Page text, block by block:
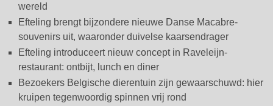
wereld
Efteling brengt bijzondere nieuwe Danse Macabre-
souvenirs uit, waaronder duivelse kaarsendrager
Efteling introduceert nieuw concept in Raveleijn-
restaurant: ontbijt, lunch en diner
Bezoekers Belgische dierentuin zijn gewaarschuwd: hier
kruipen tegenwoordig spinnen vrij rond